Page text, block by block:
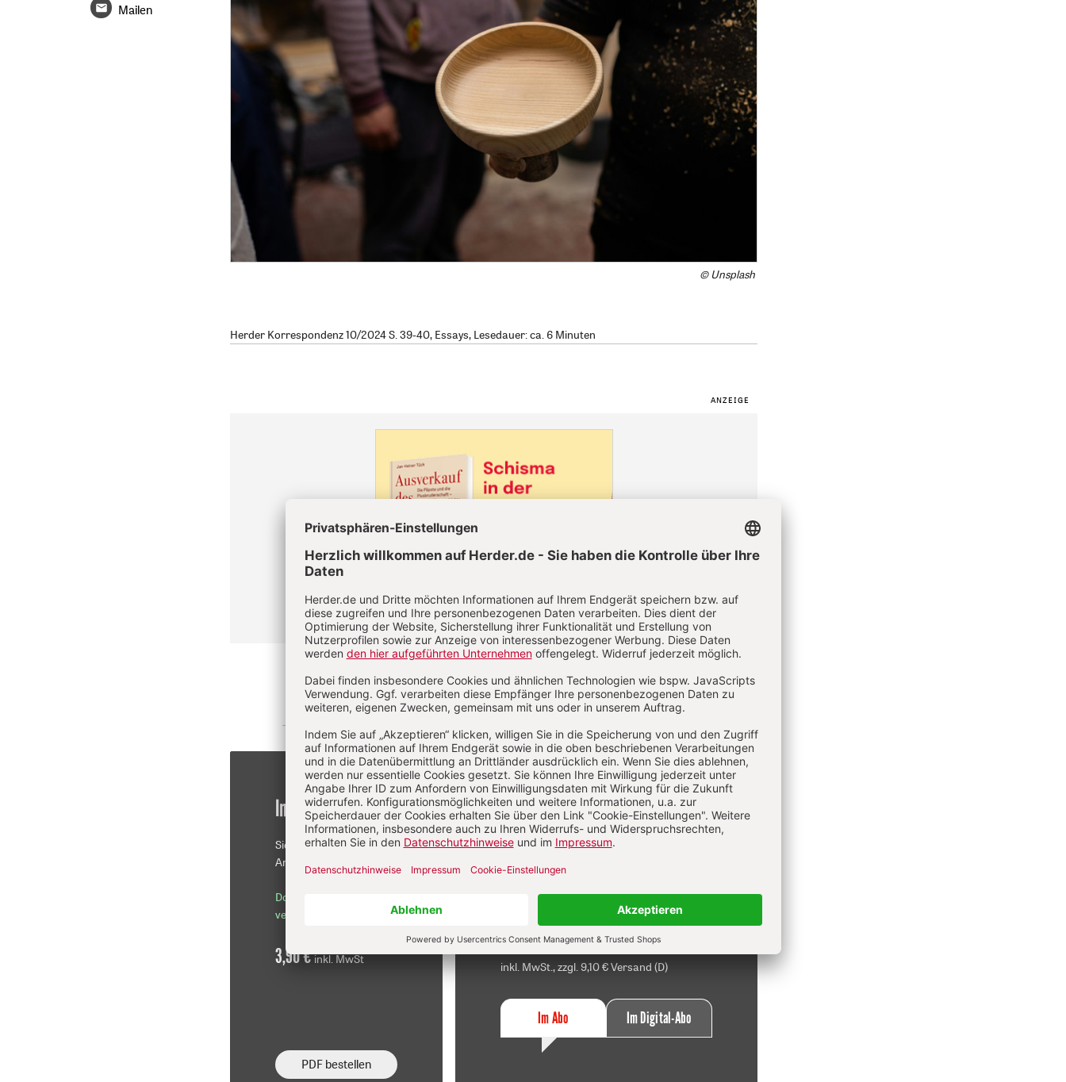
© Unsplash
Herder Korrespondenz 10/2024 S. 39-40, Essays, Lesedauer: ca. 6 Minuten
Diesen Artikel jetzt lesen!
Im Einzelkauf
Sie erhalten diesen
Artikel als PDF-Datei.
Download sofort
verfügbar
3,90 €inkl. MwSt
PDF bestellen
Im Abo
Ihr Plus: Zugriff auch auf alle anderen
2 Hefte + 2 Hefte digital 0,00 €
danach120,40 € für 7 Ausgaben pro Halbjahr +
Digitalzugang
inkl. MwSt., zzgl. 9,10 € Versand (D)
Im Abo Im Digital-Abo
Mailen